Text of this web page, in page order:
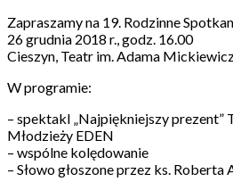
Zapraszamy na 19. Rodzinne
26 grudnia 2018 r., godz. 16.00
Cieszyn, Teatr im. Adama
W programie:
– spektakl „Najpiękniejszy prezent”
Młodzieży EDEN
– wspólne kolędowanie
– Słowo głoszone przez ks. Roberta